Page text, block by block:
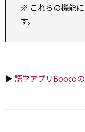
※ これらの機能
す。
▶ 語学アプリBooco